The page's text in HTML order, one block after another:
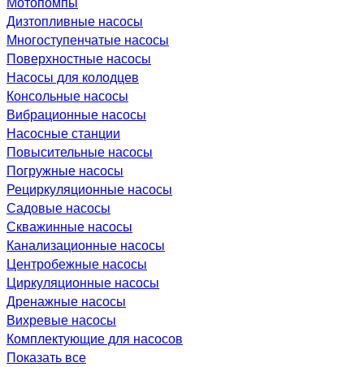
Дизтопливные насосы
Многоступенчатые насосы
Поверхностные насосы
Насосы для колодцев
Консольные насосы
Вибрационные насосы
Насосные станции
Повысительные насосы
Погружные насосы
Рециркуляционные насосы
Садовые насосы
Скважинные насосы
Канализационные насосы
Центробежные насосы
Циркуляционные насосы
Дренажные насосы
Вихревые насосы
Комплектующие для насосов
Показать все